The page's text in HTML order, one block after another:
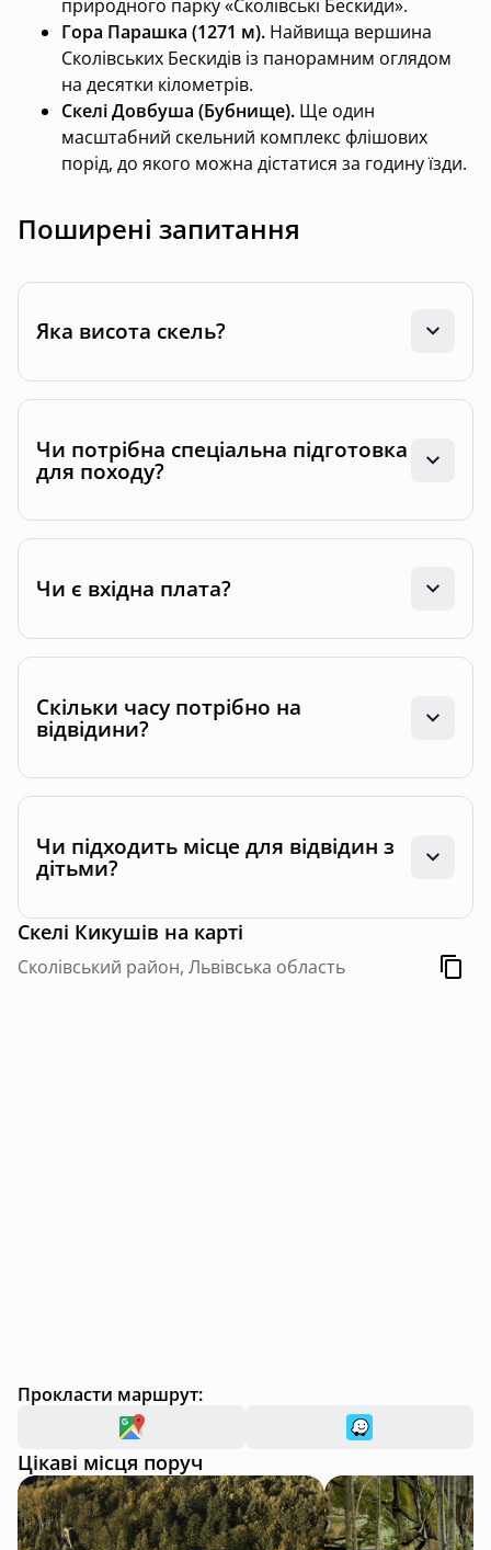
природного парку «Сколівські Бескиди».
Гора Парашка (1271 м). Найвища вершина
Сколівських Бескидів із панорамним оглядом
на десятки кілометрів.
Скелі Довбуша (Бубнище). Ще один
масштабний скельний комплекс флішових
порід, до якого можна дістатися за годину їзди.
Поширені запитання
Яка висота скель?
Чи потрібна спеціальна підготовка
для походу?
Чи є вхідна плата?
Скільки часу потрібно на
відвідини?
Чи підходить місце для відвідин з
дітьми?
Скелі Кикушів на карті
Сколівський район, Львівська область
Прокласти маршрут:
Цікаві місця поруч